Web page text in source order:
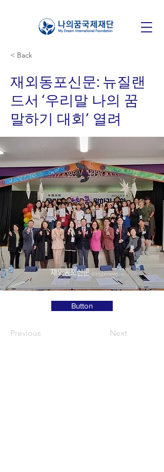
< Back
재외동포신문: 뉴질랜
드서 ‘우리말 나의 꿈
말하기 대회’ 열려
Button
Previous Next